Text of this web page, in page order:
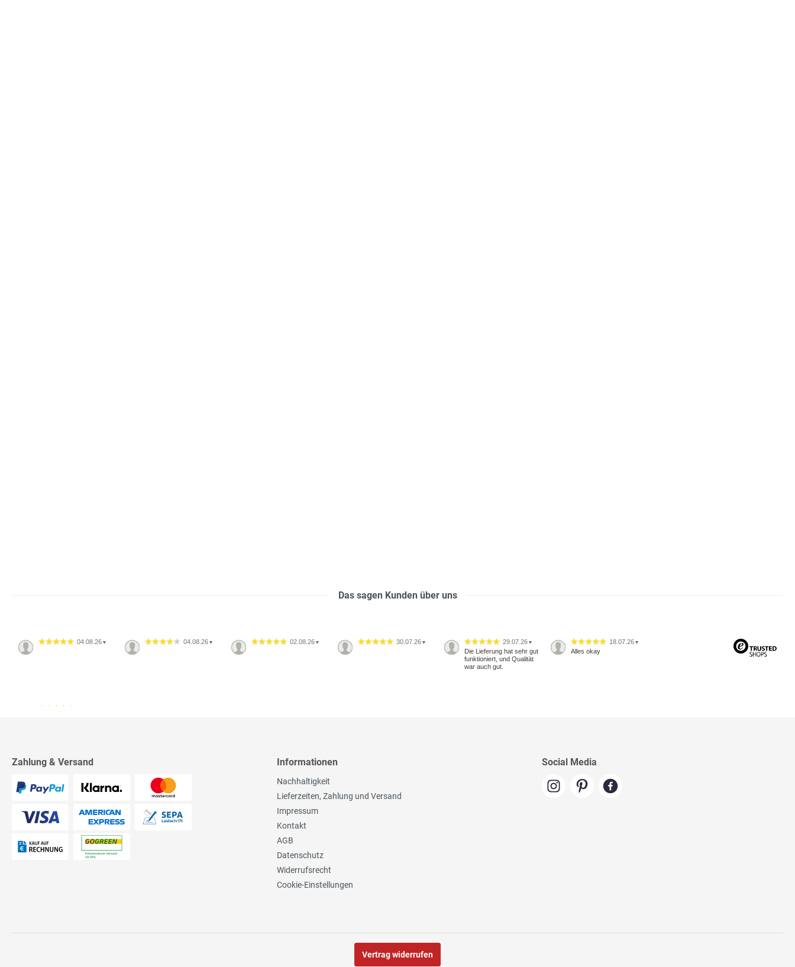
Das sagen Kunden über uns
04.08.26 ▼ 04.08.26 ▼ 02.08.26 ▼ 30.07.26 ▼ 29.07.26 ▼
Die Lieferung hat sehr gut
funktioniert, und Qualität
war auch gut.
18.07.26 ▼
Alles okay
Zahlung & Versand Informationen
Nachhaltigkeit
Lieferzeiten, Zahlung und Versand
Impressum
Kontakt
AGB
Datenschutz
Widerrufsrecht
Cookie-Einstellungen
Social Media
Vertrag widerrufen